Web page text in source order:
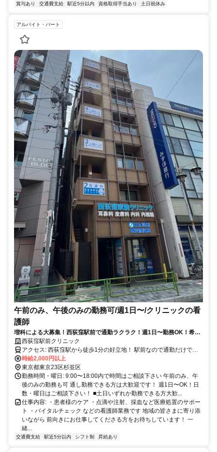
賞与あり
交通費支給 駅近5分以内 資格取得手当あり 土日祝休み
アルバイト・パート
午前のみ、午後のみの勤務可/週1日〜/クリニックの看
護師
増科による大募集！西荻窪駅前で通勤ラクラク！週1日〜勤務OK！希望
者は積極的に常勤(正社員)登用いたします
西荻窪駅前クリニック
アクセス: 西荻窪駅から徒歩1分の好立地！ 駅前なので通勤だけでな
く 買い物などにも便利な環境です☆ 西荻窪駅近隣の方はもちろん、
高円寺駅・阿佐ヶ谷駅 荻窪駅・吉祥寺駅・三鷹駅方面など中央線沿
線の方も いらっしゃいます
時給2,000円以上
東京都東京23区杉並区
勤務時間・曜日: 9:00〜18:00内で時間はご相談下さい 午前のみ、午
後のみの勤務も可 通し勤務できる方は大歓迎です！ 週1日〜OK！日
数・曜日はご相談下さい！ ■土日いずれか勤務できる方大歓...
仕事内容: ・患者様のケア ・点滴や注射、採血など医療処置のサポー
ト ・バイタルチェック などの看護師業務です 地域の皆さまに寄り添
いながら 前向きにお仕事してくださる方をお待ちしています！ 一
緒...
交通費支給 駅近5分以内 シフト制 昇給あり